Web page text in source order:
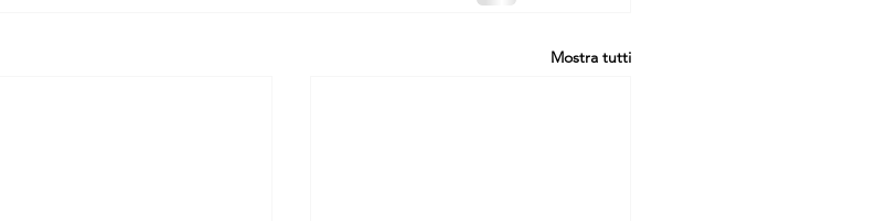
Mostra tutti